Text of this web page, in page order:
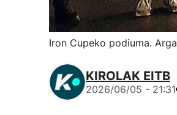
Iron Cupeko podiuma.
KIROLAK EITB
2026/06/05 - 21:31